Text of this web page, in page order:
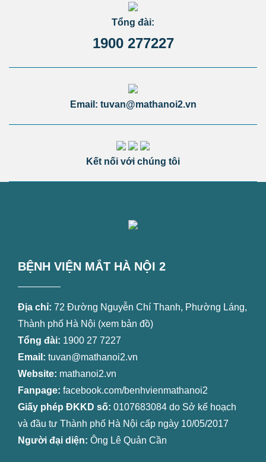
Tổng đài:
1900 277227
Email: tuvan@mathanoi2.vn
Kết nối với chúng tôi
BỆNH VIỆN MẮT HÀ NỘI 2
Địa chỉ: 72 Đường Nguyễn Chí Thanh, Phường Láng,
Thành phố Hà Nội (xem bản đồ)
Tổng đài: 1900 27 7227
Email: tuvan@mathanoi2.vn
Website: mathanoi2.vn
Fanpage: facebook.com/benhvienmathanoi2
Giấy phép ĐKKD số: 0107683084 do Sở kế hoạch
và đầu tư Thành phố Hà Nội cấp ngày 10/05/2017
Người đại diện: Ông Lê Quản Cần